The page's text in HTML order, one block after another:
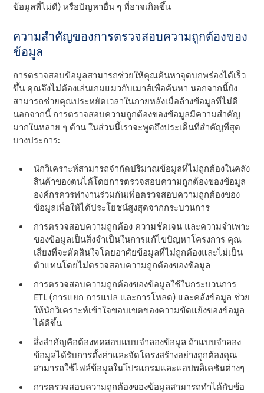
ข้อมูลที่ไม่ดี) หรือปัญหาอื่น ๆ ที่อาจเกิดขึ้น
ความสําคัญของการตรวจสอบความถูกต้องของ
ข้อมูล
การตรวจสอบข้อมูลสามารถช่วยให้คุณค้นหาจุดบกพร่องได้เร็ว
ขึ้น คุณจึงไม่ต้องเล่นเกมแมวกับเมาส์เพื่อค้นหา นอกจากนี้ยัง
สามารถช่วยคุณประหยัดเวลาในภายหลังเมื่อล้างข้อมูลที่ไม่ดี
นอกจากนี้ การตรวจสอบความถูกต้องของข้อมูลมีความสําคัญ
มากในหลาย ๆ ด้าน ในส่วนนี้เราจะพูดถึงประเด็นที่สําคัญที่สุด
บางประการ:
นักวิเคราะห์สามารถจํากัดปริมาณข้อมูลที่ไม่ถูกต้องในคลัง
สินค้าของตนได้โดยการตรวจสอบความถูกต้องของข้อมูล
องค์กรควรทํางานร่วมกันเพื่อตรวจสอบความถูกต้องของ
ข้อมูลเพื่อให้ได้ประโยชน์สูงสุดจากกระบวนการ
การตรวจสอบความถูกต้อง ความชัดเจน และความจําเพาะ
ของข้อมูลเป็นสิ่งจําเป็นในการแก้ไขปัญหาโครงการ คุณ
เสี่ยงที่จะตัดสินใจโดยอาศัยข้อมูลที่ไม่ถูกต้องและไม่เป็น
ตัวแทนโดยไม่ตรวจสอบความถูกต้องของข้อมูล
การตรวจสอบความถูกต้องของข้อมูลใช้ในกระบวนการ
ETL (การแยก การแปล และการโหลด) และคลังข้อมูล ช่วย
ให้นักวิเคราะห์เข้าใจขอบเขตของความขัดแย้งของข้อมูล
ได้ดีขึ้น
สิ่งสําคัญคือต้องทดสอบแบบจําลองข้อมูล ถ้าแบบจําลอง
ข้อมูลได้รับการตั้งค่าและจัดโครงสร้างอย่างถูกต้องคุณ
สามารถใช้ไฟล์ข้อมูลในโปรแกรมและแอปพลิเคชันต่างๆ
การตรวจสอบความถูกต้องของข้อมูลสามารถทําได้กับข้อ